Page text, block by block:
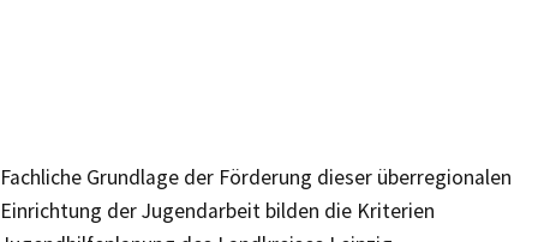
Fachliche Grundlage der Förderung dieser überregionalen
Einrichtung der Jugendarbeit bilden die Kriterien